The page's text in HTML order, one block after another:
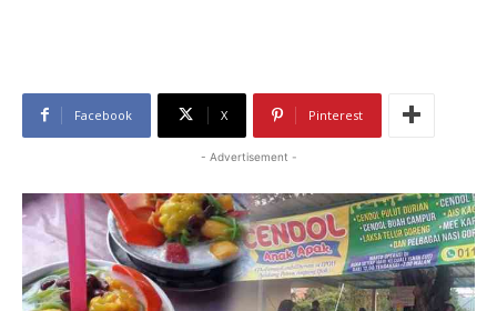
Facebook X Pinterest
- Advertisement -